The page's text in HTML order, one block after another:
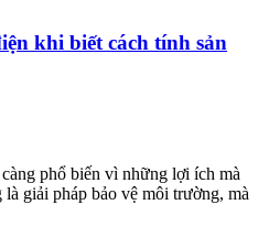
khi biết cách tính sản
phổ biến vì những lợi ích mà
giải pháp bảo vệ môi trường, mà